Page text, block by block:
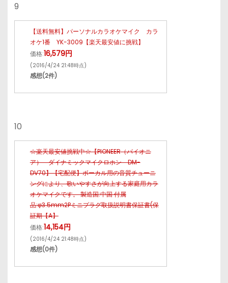
9
【送料無料】パーソナルカラオケマイク カラ
オケ1番 YK-3009【楽天最安値に挑戦】
価格:16,579円
(2016/4/24 21:48時点)
感想(2件)
10
☆楽天最安値挑戦中☆【PIONEER（パイオニ
ア） ダイナミックマイクロホン DM-
DV70】【宅配便】ボーカル用の音質チューニ
ングにより、歌いやすさが向上する家庭用カラ
オケマイクです。 製造国:中国 付属
品:φ3.5mm2Pミニプラグ取扱説明書保証書(保
証期【A】
価格:14,154円
(2016/4/24 21:48時点)
感想(0件)